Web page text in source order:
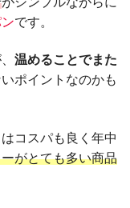
です。
温めることでまた
ポイントなのかも
コスパも良く年中
がとても多い商品